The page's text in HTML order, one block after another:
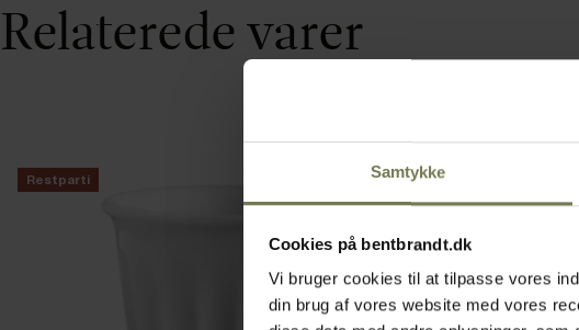
Samtykke
Cookies på bentbrandt.dk
Vi bruger cookies til at tilpasse vores
din brug af vores website med vores
Relaterede varer
Restparti